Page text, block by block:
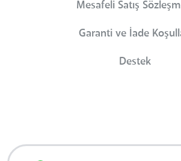
Mesafeli Satış
Garanti ve İade
Destek